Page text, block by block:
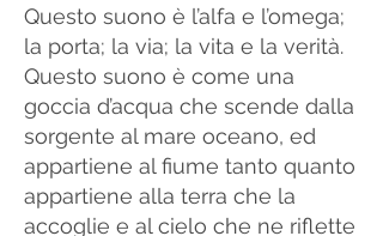
Questo suono è l’alfa e l’omega;
la porta; la via; la vita e la verità.
Questo suono è come una
goccia d’acqua che scende dalla
sorgente al mare oceano, ed
appartiene al fiume tanto quanto
appartiene alla terra che la
accoglie e al cielo che ne riflette